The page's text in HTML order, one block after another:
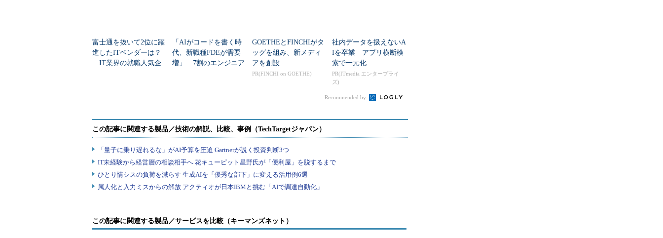
富士通を抜いて2位に躍
進したITベンダーは？
IT業界の就職人気企
「AIがコードを書く時
代、新職種FDEが需要
増」 7割のエンジニア
GOETHEとFINCHIがタ
ッグを組み、新メディ
アを創設
PR(FINCHI on GOETHE)
社内データを扱えないA
Iを卒業 アプリ横断検
索で一元化
PR(ITmedia エンタープライ
ズ)
Recommended by
この記事に関連する製品／サービスを比較（キーマンズネット）